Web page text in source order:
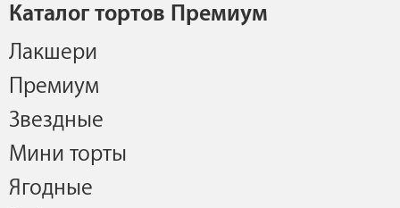
Каталог тортов Премиум
Лакшери
Премиум
Звездные
Мини торты
Ягодные